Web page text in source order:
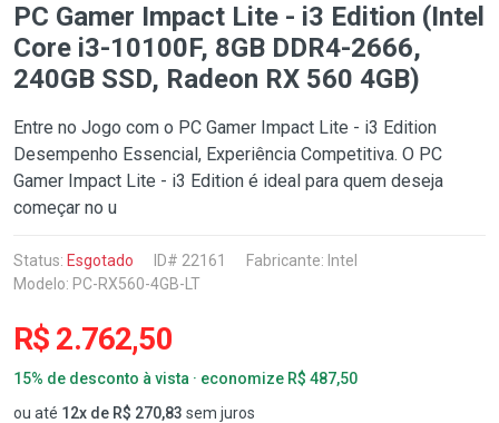
PC Gamer Impact Lite - i3 Edition (Intel
Core i3-10100F, 8GB DDR4-2666,
240GB SSD, Radeon RX 560 4GB)
Entre no Jogo com o PC Gamer Impact Lite - i3 Edition
Desempenho Essencial, Experiência Competitiva. O PC
Gamer Impact Lite - i3 Edition é ideal para quem deseja
começar no u
Status: Esgotado ID# 22161 Fabricante: Intel
Modelo: PC-RX560-4GB-LT
R$ 2.762,50
15% de desconto à vista · economize R$ 487,50
ou até 12x de R$ 270,83 sem juros